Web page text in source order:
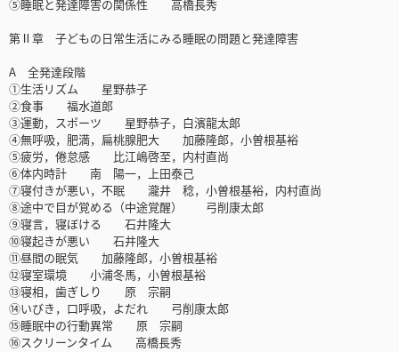
⑤睡眠と発達障害の関係性 高橋長秀
第Ⅱ章 子どもの日常生活にみる睡眠の問題と発達障害
A 全発達段階
①生活リズム 星野恭子
②食事 福水道郎
③運動，スポーツ 星野恭子，白濱龍太郎
④無呼吸，肥満，扁桃腺肥大 加藤隆郎，小曽根基裕
⑤疲労，倦怠感 比江嶋啓至，内村直尚
⑥体内時計 南 陽一，上田泰己
⑦寝付きが悪い，不眠 瀧井 稔，小曽根基裕，内村直尚
⑧途中で目が覚める（中途覚醒） 弓削康太郎
⑨寝言，寝ぼける 石井隆大
⑩寝起きが悪い 石井隆大
⑪昼間の眠気 加藤隆郎，小曽根基裕
⑫寝室環境 小浦冬馬，小曽根基裕
⑬寝相，歯ぎしり 原 宗嗣
⑭いびき，口呼吸，よだれ 弓削康太郎
⑮睡眠中の行動異常 原 宗嗣
⑯スクリーンタイム 高橋長秀